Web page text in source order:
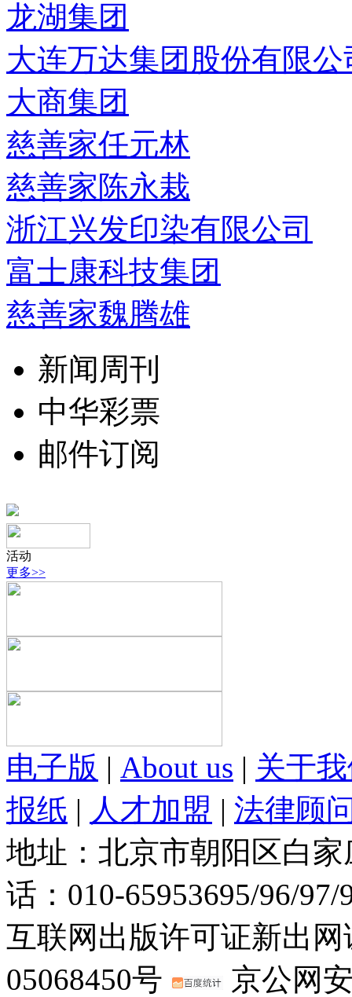
龙湖集团
大连万达集团股份有限公
大商集团
慈善家任元林
慈善家陈永栽
浙江兴发印染有限公司
富士康科技集团
慈善家魏腾雄
新闻周刊
中华彩票
邮件订阅
活动
更多>>
电子版 | About us | 关于
报纸 | 人才加盟 | 法律顾
地址：北京市朝阳区白
话：010-65953695/96/
互联网出版许可证新出
05068450号
京公网